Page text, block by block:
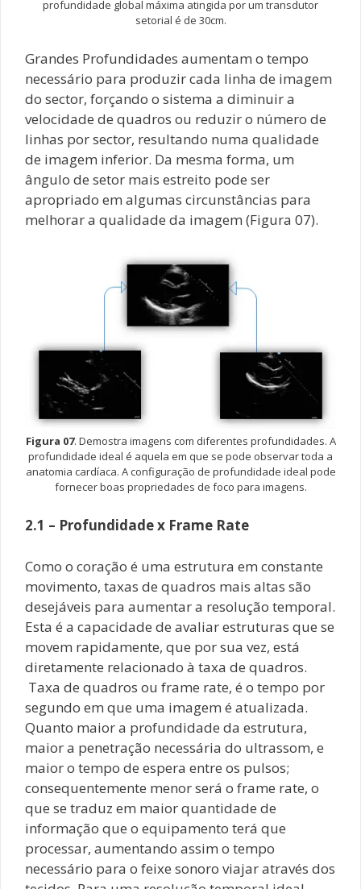
profundidade global máxima atingida por um transdutor
setorial é de 30cm.
Grandes Profundidades aumentam o tempo
necessário para produzir cada linha de imagem
do sector, forçando o sistema a diminuir a
velocidade de quadros ou reduzir o número de
linhas por sector, resultando numa qualidade
de imagem inferior. Da mesma forma, um
ângulo de setor mais estreito pode ser
apropriado em algumas circunstâncias para
melhorar a qualidade da imagem (Figura 07).
Figura 07. Demostra imagens com diferentes profundidades. A
profundidade ideal é aquela em que se pode observar toda a
anatomia cardíaca. A configuração de profundidade ideal pode
fornecer boas propriedades de foco para imagens.
2.1 – Profundidade x Frame Rate
Como o coração é uma estrutura em constante
movimento, taxas de quadros mais altas são
desejáveis ​​para aumentar a resolução temporal.
Esta é a capacidade de avaliar estruturas que se
movem rapidamente, que por sua vez, está
diretamente relacionado à taxa de quadros.
Taxa de quadros ou frame rate, é o tempo por
segundo em que uma imagem é atualizada.
Quanto maior a profundidade da estrutura,
maior a penetração necessária do ultrassom, e
maior o tempo de espera entre os pulsos;
consequentemente menor será o frame rate, o
que se traduz em maior quantidade de
informação que o equipamento terá que
processar, aumentando assim o tempo
necessário para o feixe sonoro viajar através dos